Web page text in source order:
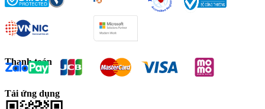
Thanh toán
Tải ứng dụng